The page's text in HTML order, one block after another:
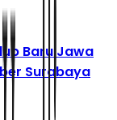
Baru Jawa
Surabaya